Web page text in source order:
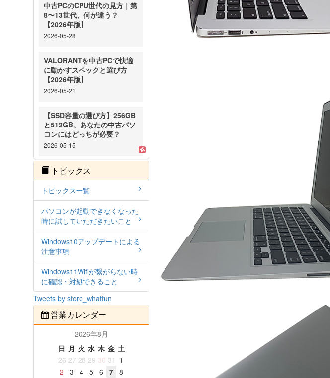
中古PCのCPU世代の見方｜第
8〜13世代、何が違う？
【2026年版】
2026-05-28
VALORANTを中古PCで快適
に動かすスペックと選び方
【2026年版】
2026-05-21
【SSD容量の選び方】256GB
と512GB、あなたの中古パソ
コンにはどっちが必要？
2026-05-15
トピックス
トピックス一覧
パソコンが起動できなくなった
時に試していただきたいこと
Windows10アップデートによる
注意事項
Windows11Wifiが繋がらない時
に確認・対処できること
Tweets by store_whatfun
営業カレンダー
2026年8月
日 月 火 水 木 金 土
26 27 28 29 30 31 1
2
3 4 5 6 7
8